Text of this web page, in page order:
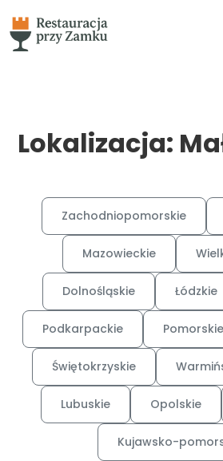
Lokalizacja:
Zachodniopomorskie
Mazowieckie
Dolnośląskie Łódzkie
Podkarpackie Pomorskie
Świętokrzyskie
Lubuskie Opolskie
Kujawsko-